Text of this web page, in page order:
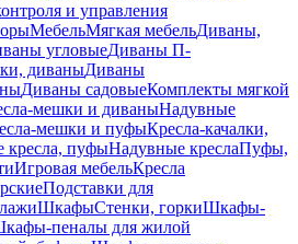
и управления
МебельМягкая мебельДиваны,
угловыеДиваны П-
диваныДиваны
Диваны садовыеКомплекты мягкой
мешки и диваныНадувные
мешки и пуфыКресла-качалки,
кресла, пуфыНадувные креслаПуфы,
Игровая мебельКресла
Подставки для
ШкафыСтенки, горкиШкафы-
пеналы для жилой